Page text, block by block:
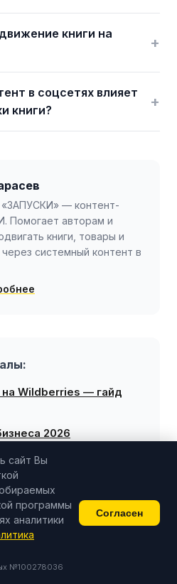
книги на
+
в соцсетях влияет
книги?
+
— контент-
Помогает авторам и
книги, товары и
системный контент в
Wildberries — гайд
2026
SMM-агентства
по e-commerce и книжному
Tadviser
принадлежат компании
сайт Вы
программы
аналитики
№100278036
Согласен